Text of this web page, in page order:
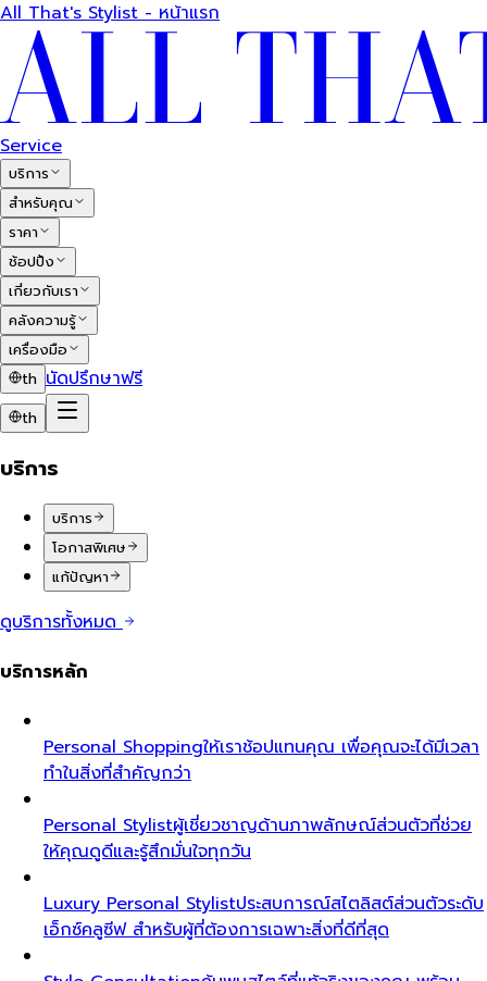
All That's Stylist - หน้าแรก
Service
บริการ
สำหรับคุณ
ราคา
ช้อปปิ้ง
เกี่ยวกับเรา
คลังความรู้
เครื่องมือ
th นัดปรึกษาฟรี
th
บริการ
บริการ
โอกาสพิเศษ
แก้ปัญหา
ดูบริการทั้งหมด
บริการหลัก
Personal Shoppingให้เราช้อปแทนคุณ เพื่อคุณจะได้มีเวลา
ทำในสิ่งที่สำคัญกว่า
Personal Stylistผู้เชี่ยวชาญด้านภาพลักษณ์ส่วนตัวที่ช่วย
ให้คุณดูดีและรู้สึกมั่นใจทุกวัน
Luxury Personal Stylistประสบการณ์สไตลิสต์ส่วนตัวระดับ
เอ็กซ์คลูซีฟ สำหรับผู้ที่ต้องการเฉพาะสิ่งที่ดีที่สุด